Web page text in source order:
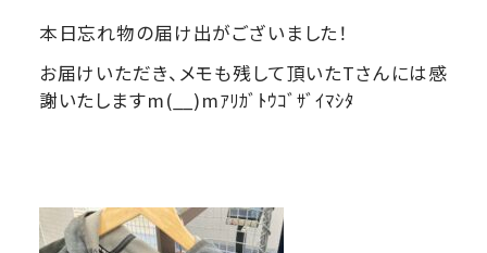
本日忘れ物の届け出がございました！
お届けいただき、メモも残して頂いたTさんには感
謝いたしますm(__)mｱﾘｶﾞﾄｳｺﾞｻﾞｲﾏｼﾀ